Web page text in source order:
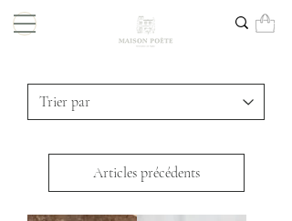
Articles précédents